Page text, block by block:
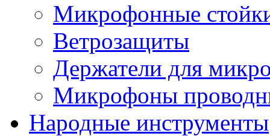
Микрофонные
Ветрозащиты
Держатели для
Микрофоны
Народные инструменты